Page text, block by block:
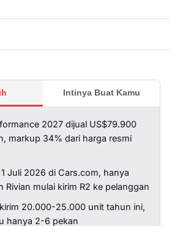
Intinya Buat Kamu
2027 dijual US$79.900
markup 34% dari harga resmi
Juli 2026 di Cars.com, hanya
Rivian mulai kirim R2 ke pelanggan
20.000-25.000 unit tahun ini,
hanya 2-6 pekan